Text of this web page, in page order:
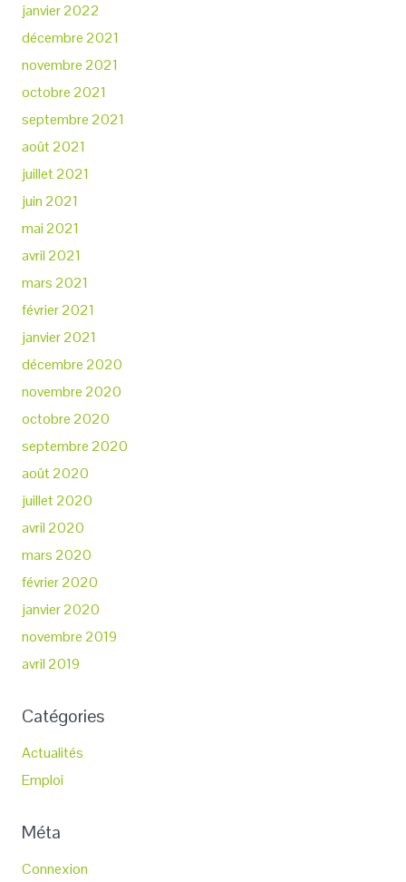
janvier 2022
décembre 2021
novembre 2021
octobre 2021
septembre 2021
août 2021
juillet 2021
juin 2021
mai 2021
avril 2021
mars 2021
février 2021
janvier 2021
décembre 2020
novembre 2020
octobre 2020
septembre 2020
août 2020
juillet 2020
avril 2020
mars 2020
février 2020
janvier 2020
novembre 2019
avril 2019
Catégories
Actualités
Emploi
Méta
Connexion